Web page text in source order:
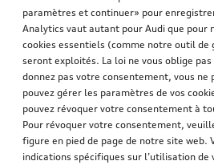
Housse de véhicule
avec anneaux Audi
*340,00CHF
avec
paramètres et continuer» pour
Analytics vaut autant pour Audi que pour
cookies essentiels (comme notre outil de
seront exploités. La loi ne vous oblige
donnez pas votre consentement, vous
pouvez gérer les paramètres de vos
pouvez révoquer votre consentement à
Pour révoquer votre consentement,
figure en pied de page de notre site web.
indications spécifiques sur l’utilisation